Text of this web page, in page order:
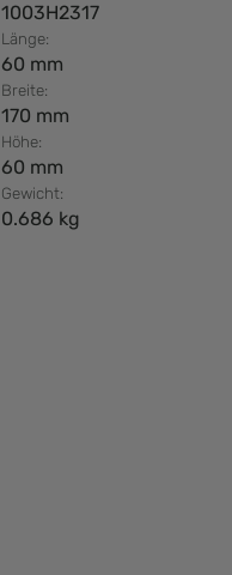
1003H2317
Länge:
60 mm
Breite:
170 mm
Höhe:
60 mm
Gewicht:
0.686 kg